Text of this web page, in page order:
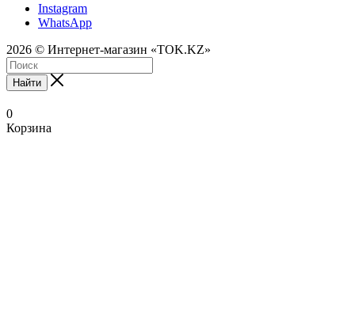
Instagram
WhatsApp
2026 © Интернет-магазин «TOK.KZ»
Найти
0
Корзина